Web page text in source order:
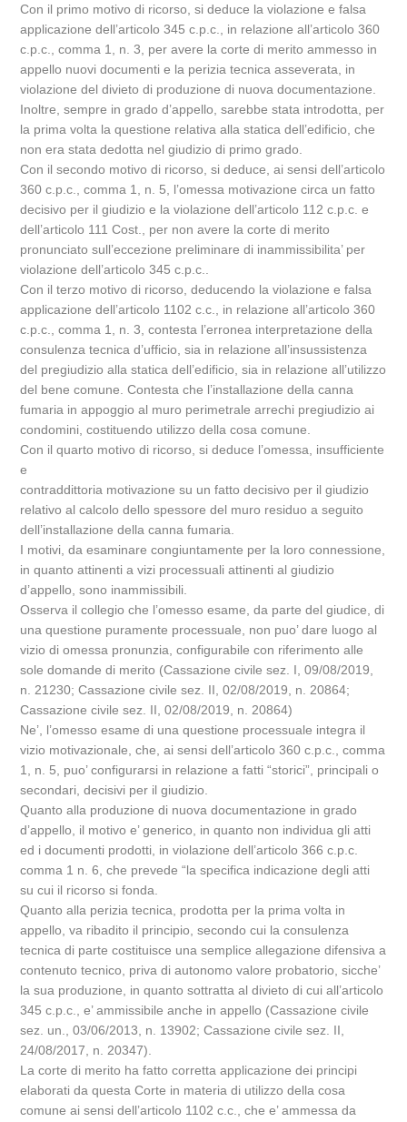
Con il primo motivo di ricorso, si deduce la violazione e falsa
applicazione dell’articolo 345 c.p.c., in relazione all’articolo 360
c.p.c., comma 1, n. 3, per avere la corte di merito ammesso in
appello nuovi documenti e la perizia tecnica asseverata, in
violazione del divieto di produzione di nuova documentazione.
Inoltre, sempre in grado d’appello, sarebbe stata introdotta, per
la prima volta la questione relativa alla statica dell’edificio, che
non era stata dedotta nel giudizio di primo grado.
Con il secondo motivo di ricorso, si deduce, ai sensi dell’articolo
360 c.p.c., comma 1, n. 5, l’omessa motivazione circa un fatto
decisivo per il giudizio e la violazione dell’articolo 112 c.p.c. e
dell’articolo 111 Cost., per non avere la corte di merito
pronunciato sull’eccezione preliminare di inammissibilita’ per
violazione dell’articolo 345 c.p.c..
Con il terzo motivo di ricorso, deducendo la violazione e falsa
applicazione dell’articolo 1102 c.c., in relazione all’articolo 360
c.p.c., comma 1, n. 3, contesta l’erronea interpretazione della
consulenza tecnica d’ufficio, sia in relazione all’insussistenza
del pregiudizio alla statica dell’edificio, sia in relazione all’utilizzo
del bene comune. Contesta che l’installazione della canna
fumaria in appoggio al muro perimetrale arrechi pregiudizio ai
condomini, costituendo utilizzo della cosa comune.
Con il quarto motivo di ricorso, si deduce l’omessa, insufficiente
e
contraddittoria motivazione su un fatto decisivo per il giudizio
relativo al calcolo dello spessore del muro residuo a seguito
dell’installazione della canna fumaria.
I motivi, da esaminare congiuntamente per la loro connessione,
in quanto attinenti a vizi processuali attinenti al giudizio
d’appello, sono inammissibili.
Osserva il collegio che l’omesso esame, da parte del giudice, di
una questione puramente processuale, non puo’ dare luogo al
vizio di omessa pronunzia, configurabile con riferimento alle
sole domande di merito (Cassazione civile sez. I, 09/08/2019,
n. 21230; Cassazione civile sez. II, 02/08/2019, n. 20864;
Cassazione civile sez. II, 02/08/2019, n. 20864)
Ne’, l’omesso esame di una questione processuale integra il
vizio motivazionale, che, ai sensi dell’articolo 360 c.p.c., comma
1, n. 5, puo’ configurarsi in relazione a fatti “storici”, principali o
secondari, decisivi per il giudizio.
Quanto alla produzione di nuova documentazione in grado
d’appello, il motivo e’ generico, in quanto non individua gli atti
ed i documenti prodotti, in violazione dell’articolo 366 c.p.c.
comma 1 n. 6, che prevede “la specifica indicazione degli atti
su cui il ricorso si fonda.
Quanto alla perizia tecnica, prodotta per la prima volta in
appello, va ribadito il principio, secondo cui la consulenza
tecnica di parte costituisce una semplice allegazione difensiva a
contenuto tecnico, priva di autonomo valore probatorio, sicche’
la sua produzione, in quanto sottratta al divieto di cui all’articolo
345 c.p.c., e’ ammissibile anche in appello (Cassazione civile
sez. un., 03/06/2013, n. 13902; Cassazione civile sez. II,
24/08/2017, n. 20347).
La corte di merito ha fatto corretta applicazione dei principi
elaborati da questa Corte in materia di utilizzo della cosa
comune ai sensi dell’articolo 1102 c.c., che e’ ammessa da